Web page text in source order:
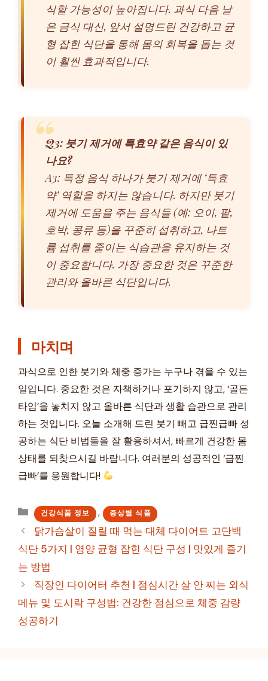
식할 가능성이 높아집니다. 과식 다음 날
은 금식 대신, 앞서 설명드린 건강하고 균
형 잡힌 식단을 통해 몸의 회복을 돕는 것
이 훨씬 효과적입니다.
Q3: 붓기 제거에 특효약 같은 음식이 있
나요?
A3: 특정 음식 하나가 붓기 제거에 ‘특효
약’ 역할을 하지는 않습니다. 하지만 붓기
제거에 도움을 주는 음식들 (예: 오이, 팥,
호박, 콩류 등)을 꾸준히 섭취하고, 나트
륨 섭취를 줄이는 식습관을 유지하는 것
이 중요합니다. 가장 중요한 것은 꾸준한
관리와 올바른 식단입니다.
마치며
과식으로 인한 붓기와 체중 증가는 누구나 겪을 수 있는
일입니다. 중요한 것은 자책하거나 포기하지 않고, ‘골든
타임’을 놓치지 않고 올바른 식단과 생활 습관으로 관리
하는 것입니다. 오늘 소개해 드린 붓기 빼고 급찐급빠 성
공하는 식단 비법들을 잘 활용하셔서, 빠르게 건강한 몸
상태를 되찾으시길 바랍니다. 여러분의 성공적인 ‘급찐
급빠’를 응원합니다!
카
테
리
건강식품 정보 , 증상별 식품
닭가슴살이 질릴 때 먹는 대체 다이어트 고단백
식단 5가지 | 영양 균형 잡힌 식단 구성 | 맛있게 즐기
는 방법
직장인 다이어터 추천 | 점심시간 살 안 찌는 외식
메뉴 및 도시락 구성법: 건강한 점심으로 체중 감량
성공하기